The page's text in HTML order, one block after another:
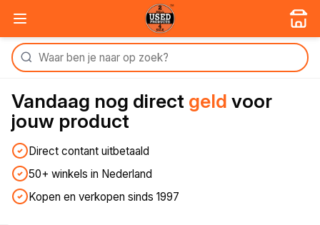
Vandaag nog direct geld voor
jouw product
Direct contant uitbetaald
50+ winkels in Nederland
Kopen en verkopen sinds 1997